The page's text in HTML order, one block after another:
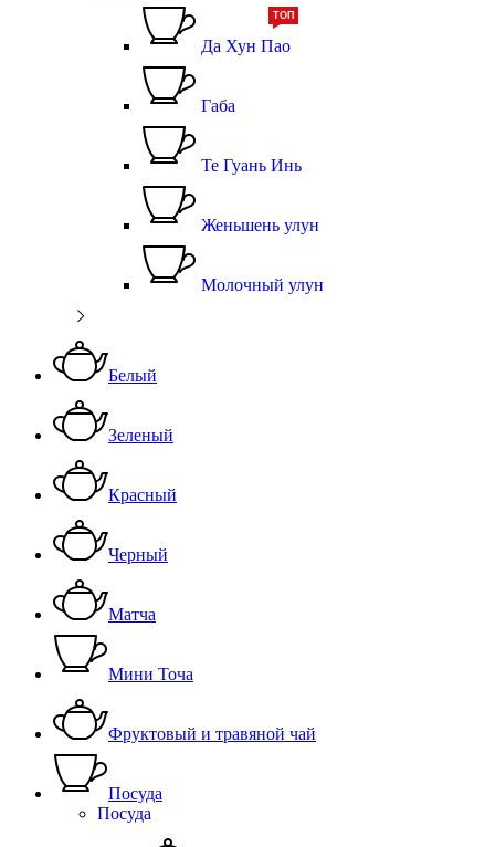
Да Хун Пао
ТОП
Габа
Те Гуань Инь
Женьшень улун
Молочный улун
Белый
Зеленый
Красный
Черный
Матча
Мини Точа
Фруктовый и травяной чай
Посуда
Посуда